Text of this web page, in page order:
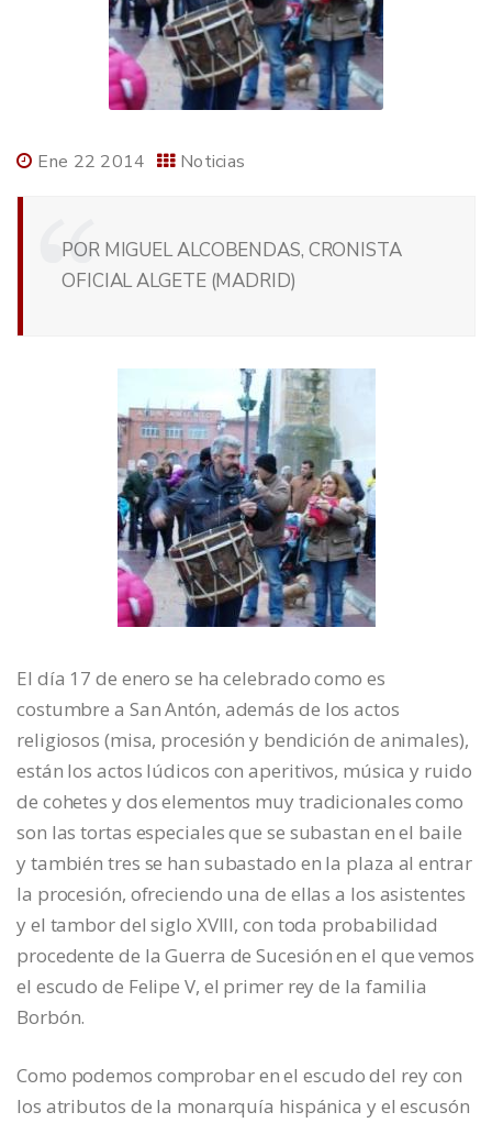
Ene 22 2014 Noticias
POR MIGUEL ALCOBENDAS, CRONISTA
OFICIAL ALGETE (MADRID)
El día 17 de enero se ha celebrado como es
costumbre a San Antón, además de los actos
religiosos (misa, procesión y bendición de animales),
están los actos lúdicos con aperitivos, música y ruido
de cohetes y dos elementos muy tradicionales como
son las tortas especiales que se subastan en el baile
y también tres se han subastado en la plaza al entrar
la procesión, ofreciendo una de ellas a los asistentes
y el tambor del siglo XVIII, con toda probabilidad
procedente de la Guerra de Sucesión en el que vemos
el escudo de Felipe V, el primer rey de la familia
Borbón.
Como podemos comprobar en el escudo del rey con
los atributos de la monarquía hispánica y el escusón